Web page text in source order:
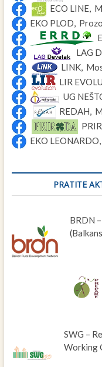
ECO LINE,
EKO PLOD,
LAG
LINK,
LIR
UG
REDAH,
EKO
PRATITE
BRDN
SWG –
Working